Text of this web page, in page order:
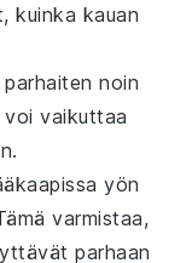
kuinka kauan
noin
vaikuttaa
yön
varmistaa,
parhaan